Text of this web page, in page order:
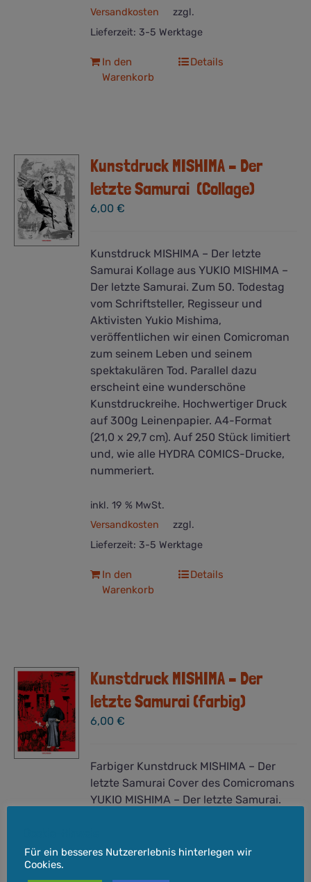
zzgl.
Versandkosten
Lieferzeit: 3-5 Werktage
In den
Warenkorb
Details
Kunstdruck MISHIMA – Der
letzte Samurai (Collage)
6,00€
Kunstdruck MISHIMA – Der letzte
Samurai Kollage aus YUKIO MISHIMA –
Der letzte Samurai. Zum 50. Todestag
vom Schriftsteller, Regisseur und
Aktivisten Yukio Mishima,
veröffentlichen wir einen Comicroman
zum seinem Leben und seinem
spektakulären Tod. Parallel dazu
erscheint eine wunderschöne
Kunstdruckreihe. Hochwertiger Druck
auf 300g Leinenpapier. A4-Format
(21,0 x 29,7 cm). Auf 250 Stück limitiert
und, wie alle HYDRA COMICS-Drucke,
nummeriert.
inkl. 19 % MwSt.
zzgl.
Versandkosten
Lieferzeit: 3-5 Werktage
In den
Warenkorb
Details
Kunstdruck MISHIMA – Der
letzte Samurai (farbig)
6,00€
Farbiger Kunstdruck MISHIMA – Der
letzte Samurai Cover des Comicromans
YUKIO MISHIMA – Der letzte Samurai.
Mishima, veröffentlichen wir einen
Für ein besseres Nutzererlebnis hinterlegen wir
Cookies.